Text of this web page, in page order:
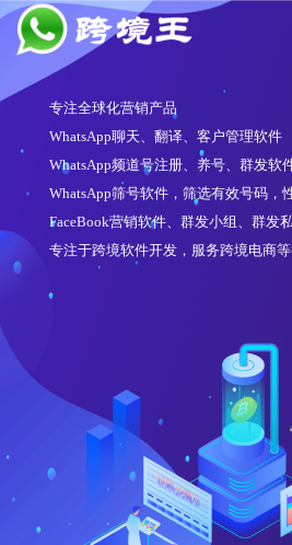
专注全球化营销产品
WhatsApp聊天、翻译、客户管理软件
WhatsApp频道号注册、养号、群发软
WhatsApp筛号软件，筛选有效号码，
FaceBook营销软件、群发小组、群发
专注于跨境软件开发，服务跨境电商